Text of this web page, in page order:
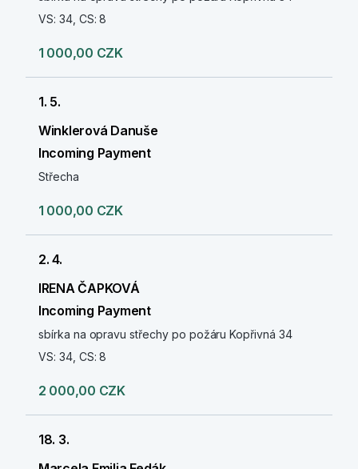
VS: 34, CS: 8
1 000,00 CZK
1. 5.
Winklerová Danuše
Incoming Payment
Střecha
1 000,00 CZK
2. 4.
IRENA ČAPKOVÁ
Incoming Payment
sbírka na opravu střechy po požáru Kopřivná 34
VS: 34, CS: 8
2 000,00 CZK
18. 3.